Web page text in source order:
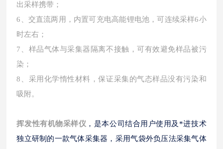
出采样携带；
6、交直流两用，内置可充电高能锂电池，可连续采样6小
时左右；
7、样品气体与采集器隔离不接触，可有效避免样品被污
染；
8、采用化学惰性材料，保证采集的气态样品没有污染和
吸附。
挥发性有机物采样仪 ，是本公司结合用户使用及*进技术
独立研制的一款气体采集器，采用气袋外负压法采集气体